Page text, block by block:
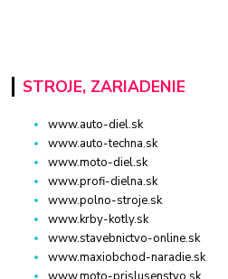
STROJE, ZARIADENIE
www.auto-diel.sk
www.auto-techna.sk
www.moto-diel.sk
www.profi-dielna.sk
www.polno-stroje.sk
www.krby-kotly.sk
www.stavebnictvo-online.sk
www.maxiobchod-naradie.sk